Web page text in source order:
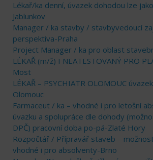
Lékař/ka denní, úvazek dohodou lze
Jablunkov
Manager / ka stavby / stavbyvedoucí
perspektiva-Praha
Project Manager / ka pro oblast
LÉKAŘ (m/ž) I NEATESTOVANÝ PRO
Most
LÉKAŘ – PSYCHIATR OLOMOUC
Olomouc
Farmaceut / ka – vhodné i pro letošní
úvazku a spolupráce dle dohody
DPČ) pracovní doba po-pá-Zlaté Hory
Rozpočtář / Přípravář staveb –
vhodné i pro absolventy-Brno